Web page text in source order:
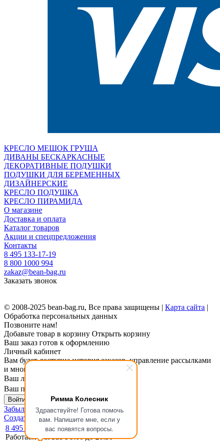
Римма Колесник
Здравствуйте! Готова помочь
вам. Напишите мне, если у
вас появятся вопросы.
КРЕСЛО МЕШОК ГРУША
ДИВАНЫ БЕСКАРКАСНЫЕ
ДЕКОРАТИВНЫЕ ПОДУШКИ
ПОДУШКИ ДЛЯ БЕРЕМЕННЫХ
ДИЗАЙНЕРСКИЕ
КРЕСЛО ПОДУШКА
КРЕСЛО ПИРАМИДА
О магазине
Доставка и оплата
Каталог товаров
Акции и спецпредложения
Контакты
8 495 133-17-19
8 800 1000 994
zakaz@bean-bag.ru
Заказать звонок
© 2008-2025 bean-bag.ru, Все права защищены | Карта сайта |
Обработка персональных данных
Позвоните нам!
Добавьте товар в корзину Открыть корзину
Ваш заказ готов к оформлению
Личный кабинет
Вам будет доступна история заказов, управление рассылками
и многое другое.
Ваш логин
Ваш пароль
Войти в личный кабинет
Забыли пароль?
Создать личный кабинет
8 495 133-17-19
Работаем для вас с 9:00 до 20:30